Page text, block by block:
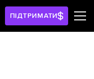
ПІДТРИМАТИ